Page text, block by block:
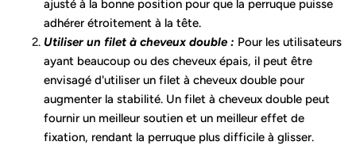
ajusté à la bonne position pour que la perruque puisse
adhérer étroitement à la tête.
Utiliser un filet à cheveux double : Pour les utilisateurs
ayant beaucoup ou des cheveux épais, il peut être
envisagé d'utiliser un filet à cheveux double pour
augmenter la stabilité. Un filet à cheveux double peut
fournir un meilleur soutien et un meilleur effet de
fixation, rendant la perruque plus difficile à glisser.